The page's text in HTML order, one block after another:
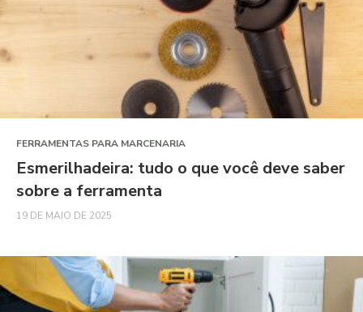
FERRAMENTAS PARA MARCENARIA
Esmerilhadeira: tudo o que você deve saber
sobre a ferramenta
19 DE MAIO DE 2025